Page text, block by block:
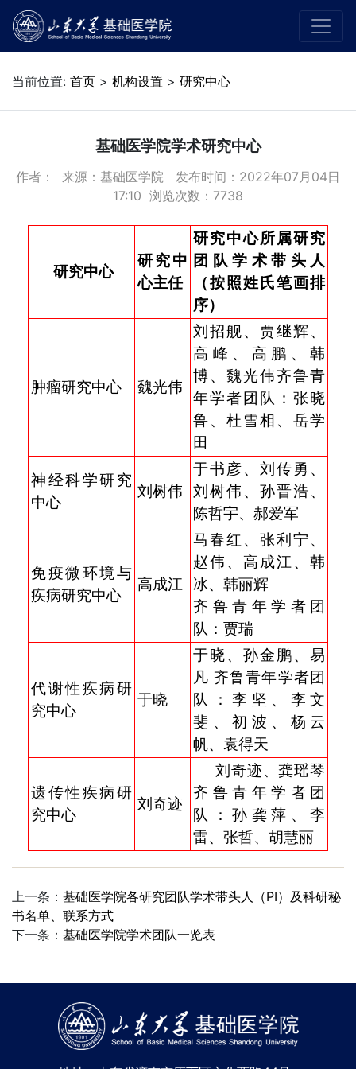
当前位置: 首页 > 机构设置 > 研究中心
基础医学院学术研究中心
作者： 来源：基础医学院 发布时间：2022年07月04日
17:10 浏览次数： 7738
研究中心
研究中
心主任
研究中心所属研究
团队学术带头人
（按照姓氏笔画排
序）
肿瘤研究中心 魏光伟
刘招舰、贾继辉、
高峰、高鹏、韩
博、魏光伟齐鲁青
年学者团队：张晓
鲁、杜雪相、岳学
田
神经科学研究
中心
刘树伟
于书彦、刘传勇、
刘树伟、孙晋浩、
陈哲宇、郝爱军
免疫微环境与
疾病研究中心
高成江
马春红、张利宁、
赵伟、高成江、韩
冰、韩丽辉
齐鲁青年学者团
队：贾瑞
代谢性疾病研
究中心
于晓
于晓、孙金鹏、易
凡 齐鲁青年学者团
队：李坚、李文
斐、初波、杨云
帆、袁得天
遗传性疾病研
究中心
刘奇迹
刘奇迹、龚瑶琴
齐鲁青年学者团
队：孙龚萍、李
雷、张哲、胡慧丽
上一条： 基础医学院各研究团队学术带头人（PI）及科研秘
书名单、联系方式
下一条： 基础医学院学术团队一览表